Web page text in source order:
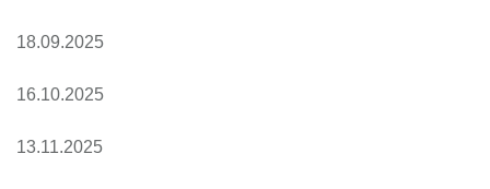
18.09.2025
16.10.2025
13.11.2025